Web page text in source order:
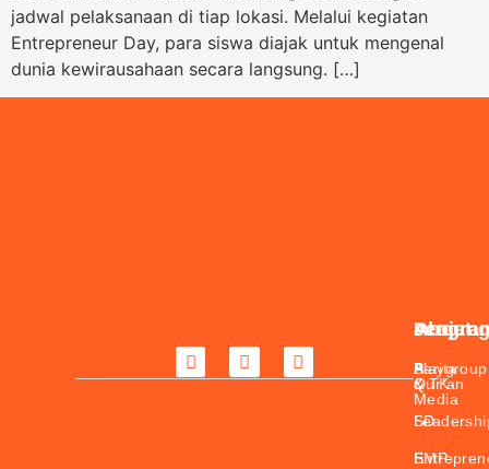
jadwal pelaksanaan di tiap lokasi. Melalui kegiatan
Entrepreneur Day, para siswa diajak untuk mengenal
dunia kewirausahaan secara langsung. […]
About
Berita
&
Media
Playgroup
& TK
SD
SMP
Al-
Qur’an
Sekarang